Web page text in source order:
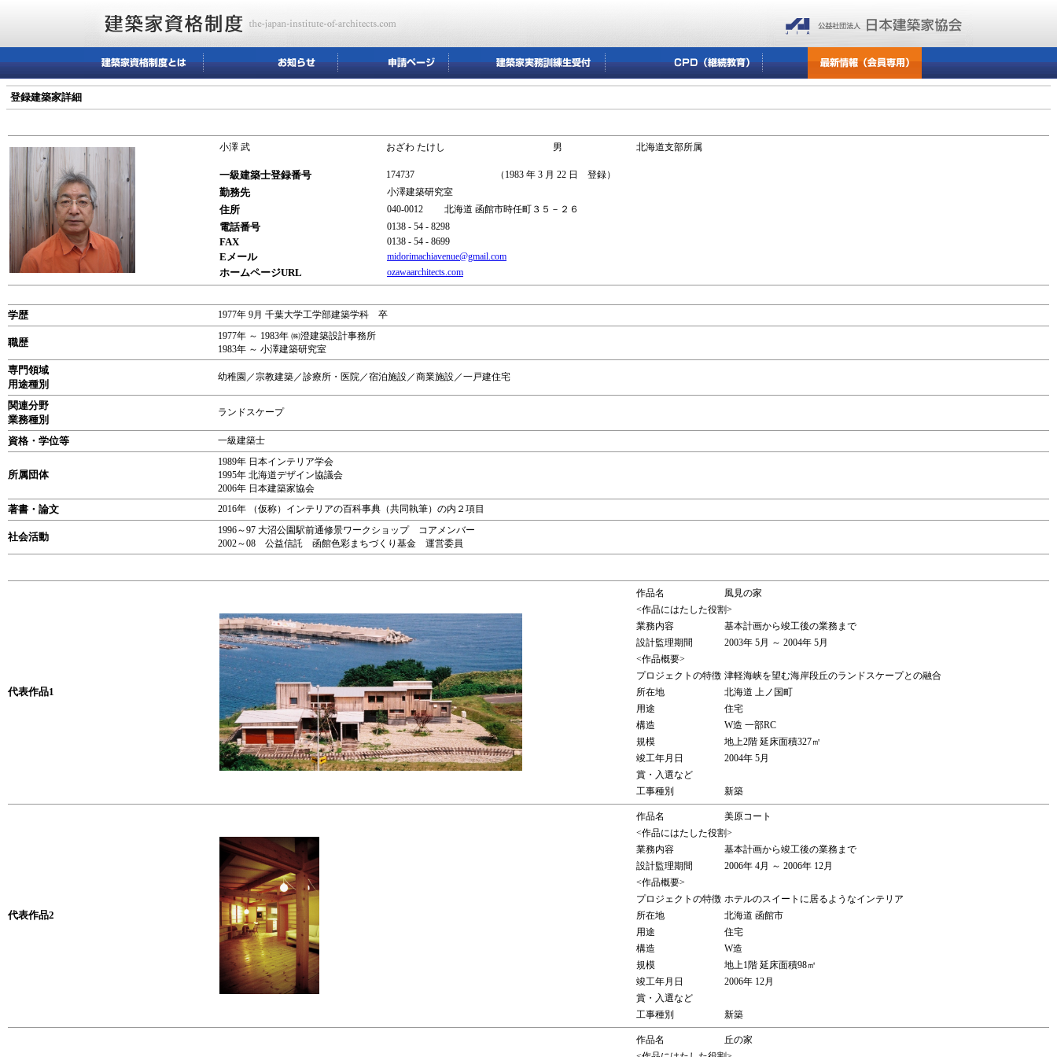
登録建築家詳細
小澤 武 おざわ たけし 男 北海道支部所属
一級建築士登録番号 174737 （1983 年 3 月 22 日 登録）
勤務先 小澤建築研究室
住所 040-0012 北海道 函館市時任町３５－２６
電話番号 0138 - 54 - 8298
FAX 0138 - 54 - 8699
Eメール midorimachiavenue@gmail.com
ホームページURL ozawaarchitects.com
学歴 1977年 9月 千葉大学工学部建築学科 卒
職歴
1977年 ～ 1983年 ㈱澄建築設計事務所
1983年 ～ 小澤建築研究室
専門領域
用途種別
幼稚園／宗教建築／診療所・医院／宿泊施設／商業施設／一戸建住宅
関連分野
業務種別
ランドスケープ
資格・学位等 一級建築士
所属団体
1989年 日本インテリア学会
1995年 北海道デザイン協議会
2006年 日本建築家協会
著書・論文 2016年 （仮称）インテリアの百科事典（共同執筆）の内２項目
社会活動
1996～97 大沼公園駅前通修景ワークショップ コアメンバー
2002～08 公益信託 函館色彩まちづくり基金 運営委員
代表作品1
作品名
風見の家
<作品にはたした役割>
業務内容
基本計画から竣工後の業務まで
設計監理期間
2003年 5月 ～ 2004年 5月
<作品概要>
プロジェクトの特徴 津軽海峡を望む海岸段丘のランドスケープとの融合
所在地
北海道 上ノ国町
用途
住宅
構造
W造 一部RC
規模
地上2階 延床面積327㎡
竣工年月日
2004年 5月
賞・入選など
工事種別
新築
代表作品2
作品名
美原コート
<作品にはたした役割>
業務内容
基本計画から竣工後の業務まで
設計監理期間
2006年 4月 ～ 2006年 12月
<作品概要>
プロジェクトの特徴 ホテルのスイートに居るようなインテリア
所在地
北海道 函館市
用途
住宅
構造
W造
規模
地上1階 延床面積98㎡
竣工年月日
2006年 12月
賞・入選など
工事種別
新築
作品名
丘の家